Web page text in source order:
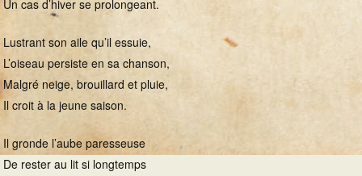
Un cas d’hiver se prolongeant.
Lustrant son aile qu’il essuie,
L’oiseau persiste en sa chanson,
Malgré neige, brouillard et pluie,
Il croit à la jeune saison.
Il gronde l’aube paresseuse
De rester au lit si longtemps